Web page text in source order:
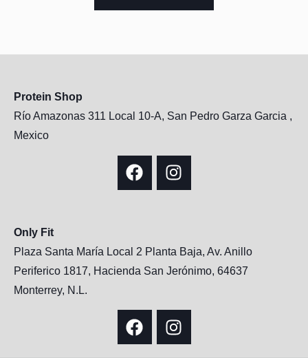
Protein Shop
Río Amazonas 311 Local 10-A, San Pedro Garza Garcia ,
Mexico
Only Fit
Plaza Santa María Local 2 Planta Baja, Av. Anillo
Periferico 1817, Hacienda San Jerónimo, 64637
Monterrey, N.L.